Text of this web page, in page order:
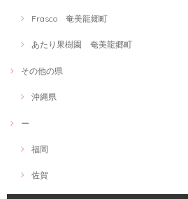
Frasco 奄美龍郷町
あたり果樹園 奄美龍郷町
その他の県
沖縄県
ー
福岡
佐賀